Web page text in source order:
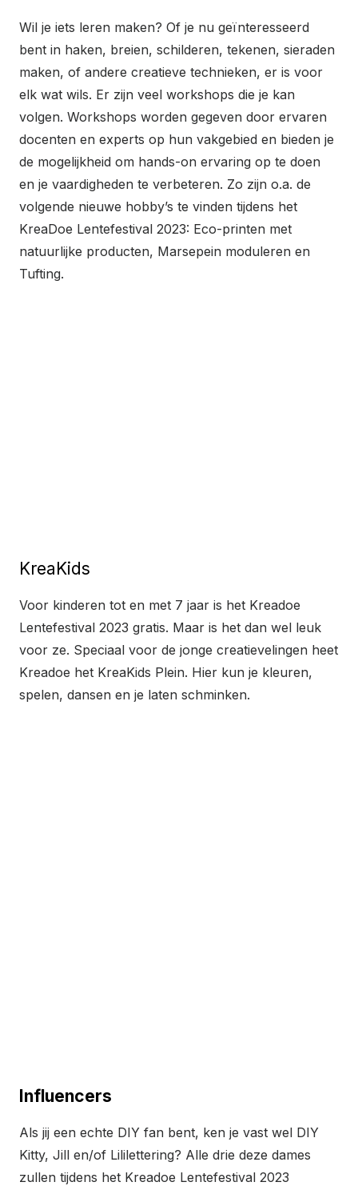
Wil je iets leren maken? Of je nu geïnteresseerd
bent in haken, breien, schilderen, tekenen, sieraden
maken, of andere creatieve technieken, er is voor
elk wat wils. Er zijn veel workshops die je kan
volgen. Workshops worden gegeven door ervaren
docenten en experts op hun vakgebied en bieden je
de mogelijkheid om hands-on ervaring op te doen
en je vaardigheden te verbeteren. Zo zijn o.a. de
volgende nieuwe hobby’s te vinden tijdens het
KreaDoe Lentefestival 2023: Eco-printen met
natuurlijke producten, Marsepein moduleren en
Tufting.
KreaKids
Voor kinderen tot en met 7 jaar is het Kreadoe
Lentefestival 2023 gratis. Maar is het dan wel leuk
voor ze. Speciaal voor de jonge creatievelingen heet
Kreadoe het KreaKids Plein. Hier kun je kleuren,
spelen, dansen en je laten schminken.
Influencers
Als jij een echte DIY fan bent, ken je vast wel DIY
Kitty, Jill en/of Lililettering? Alle drie deze dames
zullen tijdens het Kreadoe Lentefestival 2023